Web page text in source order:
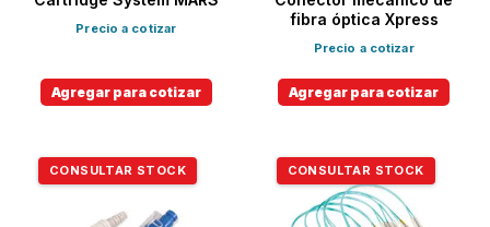
Precio a cotizar
Agregar para cotizar
fibra óptica Xpress
Precio a cotizar
Agregar para cotizar
CONSULTAR STOCK CONSULTAR STOCK